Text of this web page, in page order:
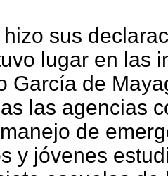
sus
lugar en las
García de
las agencias
de
y jóvenes